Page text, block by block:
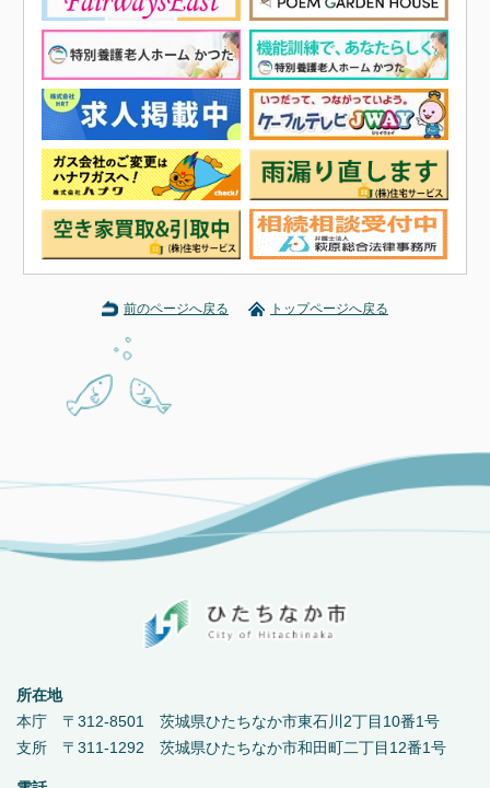
前のページへ戻る トップページへ戻る
所在地
本庁 〒312-8501 茨城県ひたちなか市東石川2丁目10番1号
支所 〒311-1292 茨城県ひたちなか市和田町二丁目12番1号